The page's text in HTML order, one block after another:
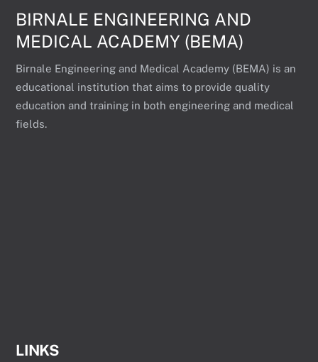
BIRNALE ENGINEERING AND
MEDICAL ACADEMY (BEMA)
Birnale Engineering and Medical Academy (BEMA) is an
educational institution that aims to provide quality
education and training in both engineering and medical
fields.
LINKS